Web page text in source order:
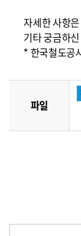
자세한 사항
기타 궁금하
* 한국철도공
파일